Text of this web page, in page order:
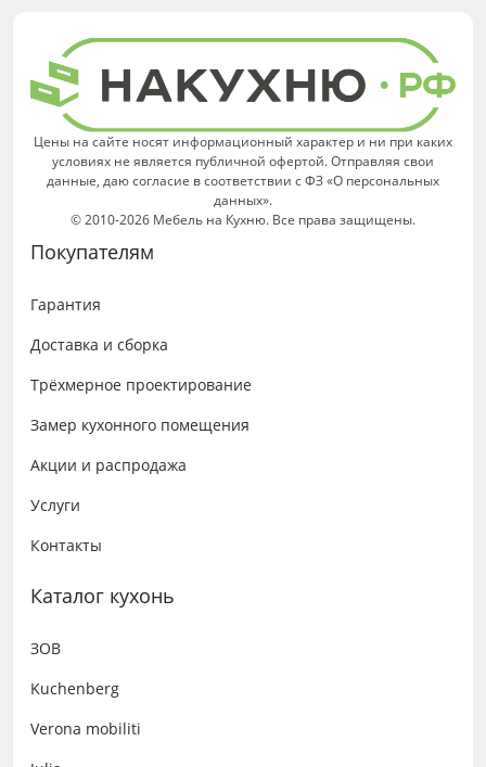
Цены на сайте носят информационный характер и ни при каких
условиях не является публичной офертой. Отправляя свои
данные, даю согласие в соответствии с ФЗ «О персональных
данных».
© 2010-2026 Мебель на Кухню. Все права защищены.
Покупателям
Гарантия
Доставка и сборка
Трёхмерное проектирование
Замер кухонного помещения
Акции и распродажа
Услуги
Контакты
Каталог кухонь
ЗОВ
Kuchenberg
Verona mobiliti